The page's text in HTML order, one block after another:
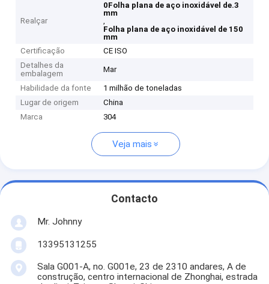
Realçar
0Folha plana de aço inoxidável de.3
mm
,
Folha plana de aço inoxidável de 150
mm
Certificação
CE ISO
Detalhes da
embalagem
Mar
Habilidade da fonte
1 milhão de toneladas
Lugar de origem
China
Marca
304
Veja mais
Contacto
Mr. Johnny
13395131255
Sala G001-A, no. G001e, 23 de 2310 andares, A de
construção, centro internacional de Zhonghai, estrada